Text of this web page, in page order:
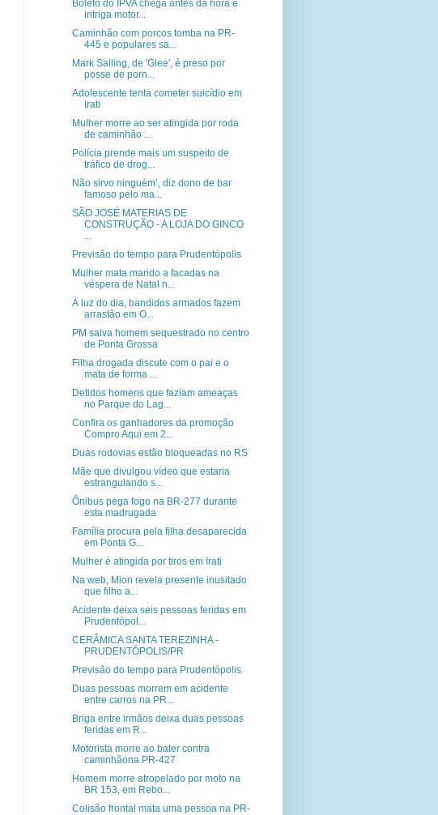
Boleto do IPVA chega antes da hora e
intriga motor...
Caminhão com porcos tomba na PR-
445 e populares sa...
Mark Salling, de 'Glee', é preso por
posse de porn...
Adolescente tenta cometer suicídio em
Irati
Mulher morre ao ser atingida por roda
de caminhão ...
Polícia prende mais um suspeito de
tráfico de drog...
Não sirvo ninguém’, diz dono de bar
famoso pelo ma...
SÃO JOSÉ MATERIAS DE
CONSTRUÇÃO - A LOJA DO GINCO
...
Previsão do tempo para Prudentópolis
Mulher mata marido a facadas na
véspera de Natal n...
À luz do dia, bandidos armados fazem
arrastão em O...
PM salva homem sequestrado no centro
de Ponta Grossa
Filha drogada discute com o pai e o
mata de forma ...
Detidos homens que faziam ameaças
no Parque do Lag...
Confira os ganhadores da promoção
Compro Aqui em 2...
Duas rodovias estão bloqueadas no RS
Mãe que divulgou vídeo que estaria
estrangulando s...
Ônibus pega fogo na BR-277 durante
esta madrugada
Família procura pela filha desaparecida
em Ponta G...
Mulher é atingida por tiros em Irati
Na web, Mion revela presente inusitado
que filho a...
Acidente deixa seis pessoas feridas em
Prudentópol...
CERÂMICA SANTA TEREZINHA -
PRUDENTÓPOLIS/PR
Previsão do tempo para Prudentópolis
Duas pessoas morrem em acidente
entre carros na PR...
Briga entre irmãos deixa duas pessoas
feridas em R...
Motorista morre ao bater contra
caminhãona PR-427
Homem morre atropelado por moto na
BR 153, em Rebo...
Colisão frontal mata uma pessoa na PR-